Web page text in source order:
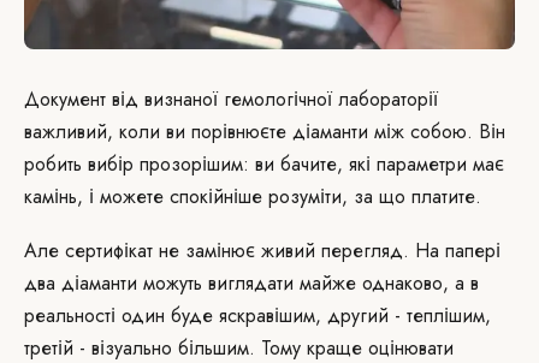
Документ від визнаної гемологічної лабораторії
важливий, коли ви порівнюєте діаманти між собою. Він
робить вибір прозорішим: ви бачите, які параметри має
камінь, і можете спокійніше розуміти, за що платите.
Але сертифікат не замінює живий перегляд. На папері
два діаманти можуть виглядати майже однаково, а в
реальності один буде яскравішим, другий - теплішим,
третій - візуально більшим. Тому краще оцінювати